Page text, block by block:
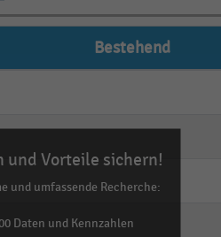
Bestehend
empty
empty
und Vorteile sichern!
und umfassende Recherche:
Daten und Kennzahlen